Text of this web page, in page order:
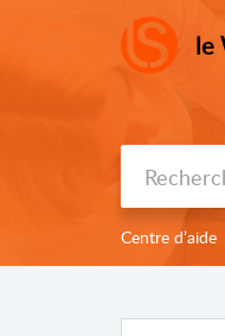
le
Centre d’aide